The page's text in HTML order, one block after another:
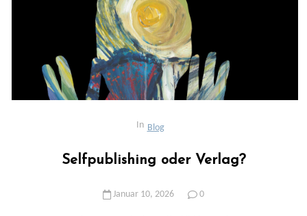
In Blog
Selfpublishing oder Verlag?
Januar 10, 2026 0